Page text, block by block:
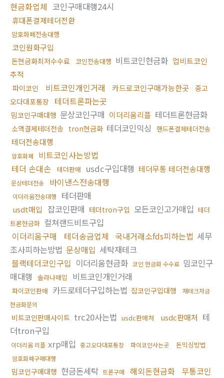
현금화업체 코인구매대행24시
휴대폰결제테더전환
암호화폐전송대행
코인원화구입
돈현금화최저수수료 코인전송대행 비트코인현금화 업비트코인
추적
파이코인 비트코인개인거래 카드로코인구매가능한곳
중고
오다대포통장
테더트론파는곳
밈코인구매대행 문상코인구매 이더리움리플 테더트론현금화
소액결제테더전송 tron현금화 테더코인믹싱 핸드폰결제테더전송
테더전송대행
암호화폐
비트코인사는방법
테더 손대손
테더판매 usdc구입대행 테더무통 테더전송대행
문상테더전송 바이낸스전송대행
이더리움전송대행 테더판매
usdt매입 잡코인판매 테더tron구입 모든코인고가매입 테더
트론현금화 컬쳐랜드비트구입
이더리움구매
테더송금업체 국내거래소fds피하는법 세무
조사피하는방법 문상매입 세탁재테크
블랙테더코인구입 이더리움현금화 코인 현금화 수수료 밈코인구
매대행
솔라나매입 비트코인개인거래
파이코인판매 카드로테더구입하는법 잡코인구입대행
재테크자금
현금화문의
비트코인판매사이트 trc20사는법 usdc판매처 usdc판매처 테
더tron구입
이더리움 리플 xrp매입 중고오다대포통장 파이코인사는곳 돈믹싱방법
암호화폐구매대행
밈코인구매대행 현금돈세탁 트론구매 해외돈현금화 무통코인